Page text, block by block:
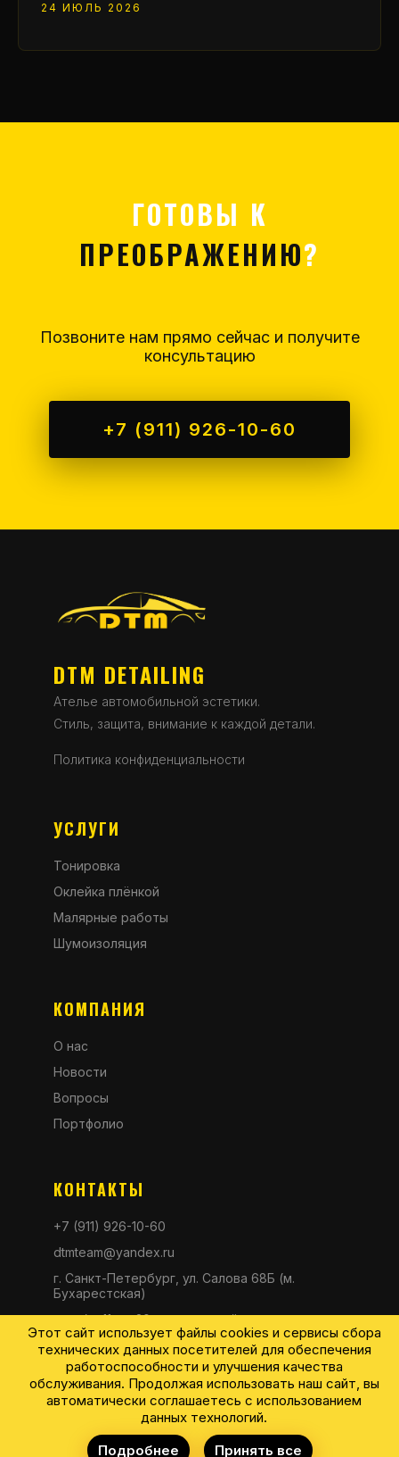
24 ИЮЛЬ 2026
ГОТОВЫ К
ПРЕОБРАЖЕНИЮ?
Позвоните нам прямо сейчас и получите
консультацию
+7 (911) 926-10-60
DTM DETAILING
Ателье автомобильной эстетики.
Стиль, защита, внимание к каждой детали.
Политика конфиденциальности
УСЛУГИ
Тонировка
Оклейка плёнкой
Малярные работы
Шумоизоляция
КОМПАНИЯ
О нас
Новости
Вопросы
Портфолио
КОНТАКТЫ
+7 (911) 926-10-60
dtmteam@yandex.ru
г. Санкт-Петербург, ул. Салова 68Б (м.
Бухарестская)
пн-сб с 11 до 20, вс выходной
© 2026 DTM DETAILING. Все права защищены.
Этот сайт использует файлы cookies и сервисы сбора
технических данных посетителей для обеспечения
работоспособности и улучшения качества
обслуживания. Продолжая использовать наш сайт, вы
автоматически соглашаетесь с использованием
данных технологий.
Подробнее
Принять все